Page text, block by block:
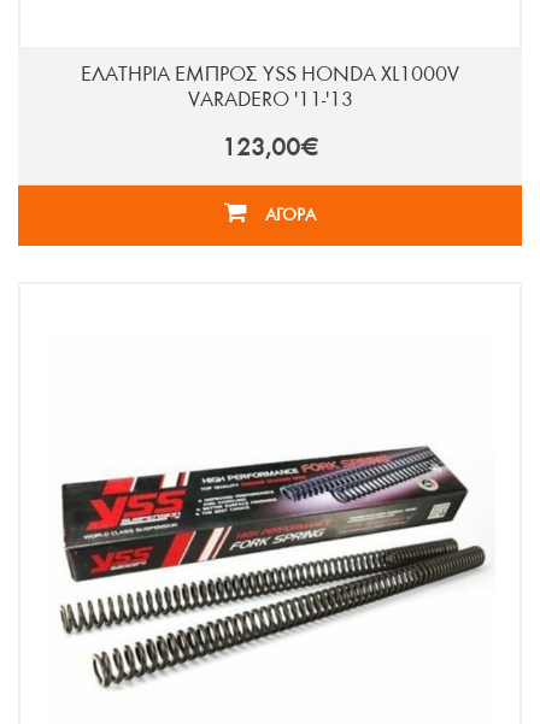
ΕΛΑΤΗΡΙΑ ΕΜΠΡΟΣ YSS HONDA XL1000V
VARADERO '11-'13
123,00€
ΑΓΟΡΑ